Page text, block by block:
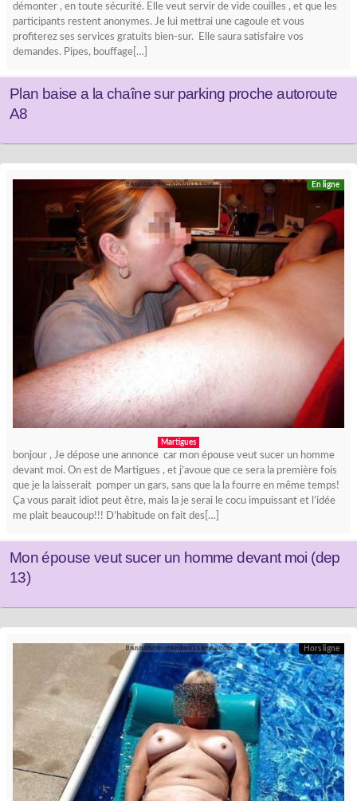
démonter , en toute sécurité. Elle veut servir de vide couilles , et que les
participants restent anonymes. Je lui mettrai une cagoule et vous
profiterez ses services gratuits bien-sur. Elle saura satisfaire vos
demandes. Pipes, bouffage[…]
Plan baise a la chaîne sur parking proche autoroute
A8
En ligne
Martigues
bonjour , Je dépose une annonce car mon épouse veut sucer un homme
devant moi. On est de Martigues , et j’avoue que ce sera la première fois
que je la laisserait pomper un gars, sans que la la fourre en même temps!
Ça vous parait idiot peut être, mais la je serai le cocu impuissant et l’idée
me plait beaucoup!!! D’habitude on fait des[…]
Mon épouse veut sucer un homme devant moi (dep
13)
Hors ligne